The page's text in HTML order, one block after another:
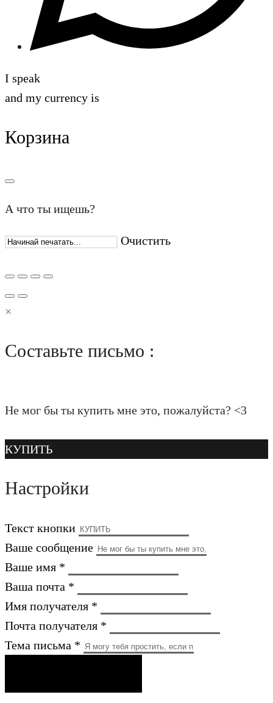
I speak
and my currency is
Корзина
А что ты ищешь?
Очистить
×
Составьте письмо :
Не мог бы ты купить мне это, пожалуйста? <3
КУПИТЬ
Настройки
Текст кнопки
Ваше сообщение
Ваше имя *
Ваша почта *
Имя получателя *
Почта получателя *
Тема письма *